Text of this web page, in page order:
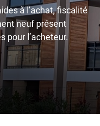
à l’achat, fiscalité
neuf présent
pour l’acheteur.